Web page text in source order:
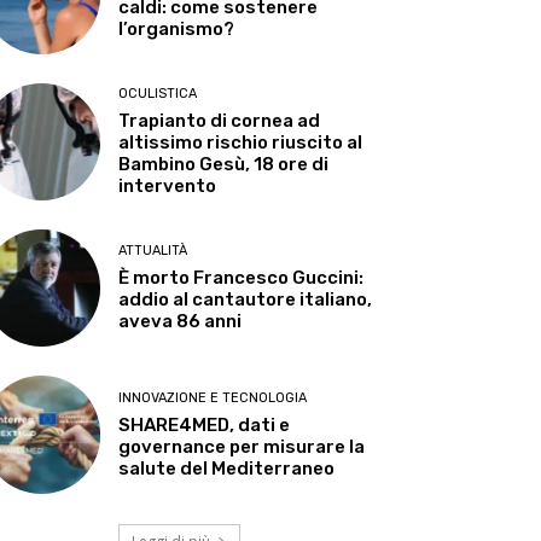
caldi: come sostenere
l’organismo?
OCULISTICA
Trapianto di cornea ad
altissimo rischio riuscito al
Bambino Gesù, 18 ore di
intervento
ATTUALITÀ
È morto Francesco Guccini:
addio al cantautore italiano,
aveva 86 anni
INNOVAZIONE E TECNOLOGIA
SHARE4MED, dati e
governance per misurare la
salute del Mediterraneo